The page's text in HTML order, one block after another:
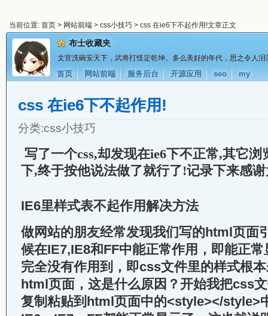
当前位置: 首页 > 网站前端 > css小技巧 > css 在ie6下不起作用!文章正文
布士收藏夹
文官洗碗安天下，武将打怪定乾坤。多么美好的年代，思之令人泪
首页 网站前端 服务后台 开源应用 seo my
css 在ie6下不起作用!
分类:css小技巧
写了一个css,却发现在ie6下不正常,其它
下,终于按他说法做了就行了!记录下来感
IE6里样式表不起作用解决方法
做网站的朋友经常发现我们写的html页面
候在IE7,IE8和FF中能正常作用，即能正
完全没有作用到，即css文件里的样式根
html页面，这是什么原因？开始我把css
复制粘贴到html页面中的<style></style>